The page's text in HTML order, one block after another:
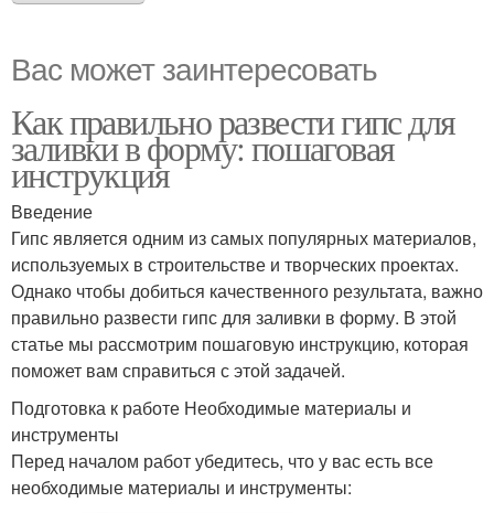
Вас может заинтересовать
Как правильно развести гипс для
заливки в форму: пошаговая
инструкция
Введение
Гипс является одним из самых популярных материалов,
используемых в строительстве и творческих проектах.
Однако чтобы добиться качественного результата, важно
правильно развести гипс для заливки в форму. В этой
статье мы рассмотрим пошаговую инструкцию, которая
поможет вам справиться с этой задачей.
Подготовка к работе Необходимые материалы и
инструменты
Перед началом работ убедитесь, что у вас есть все
необходимые материалы и инструменты: